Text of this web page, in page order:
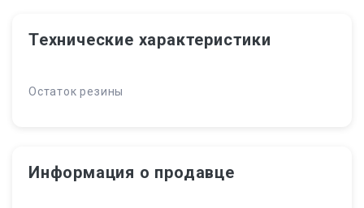
Технические характеристики
Остаток резины
Информация о продавце